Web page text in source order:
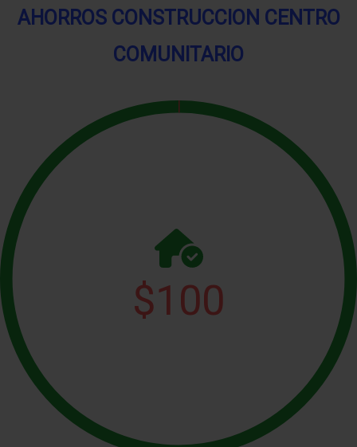
AHORROS CONSTRUCCION CENTRO
COMUNITARIO
$100